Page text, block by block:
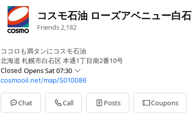
コスモ石油 ローズアベニュー白石
Friends 2,182
ココロも満タンにコスモ石油
北海道 札幌市白石区 本通1丁目南2番10号
Closed Opens Sat 07:30
Sun07:30 - 20:00
Mon07:30 - 20:00
Tue07:30 - 20:00
Wed07:30 - 20:00
cosmooil.net/map/S010086
Chat Call Posts Coupons